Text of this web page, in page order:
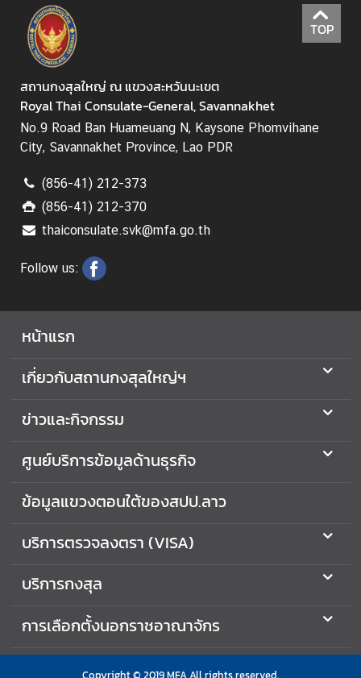
ใ
ต้
ข
อ
ง
ส
ป
ป
ล
า
ว
ศู
ย์
บ
ก
ข้
มู
ด้
น
ร
จ
TOP
สถานกงสุลใหญ่ ณ แขวงสะหวันนะเขต
Royal Thai Consulate-General, Savannakhet
No.9 Road Ban Huameuang N, Kaysone Phomvihane
City, Savannakhet Province, Lao PDR
(856-41) 212-373
(856-41) 212-370
thaiconsulate.svk@mfa.go.th
Follow us:
หน้าแรก
เกี่ยวกับสถานกงสุลใหญ่ฯ
ข่าวและกิจกรรม
ศูนย์บริการข้อมูลด้านธุรกิจ
ข้อมูลแขวงตอนใต้ของสปป.ลาว
บริการตรวจลงตรา (VISA)
บริการกงสุล
การเลือกตั้งนอกราชอาณาจักร
Copyright © 2019 MFA All rights reserved.